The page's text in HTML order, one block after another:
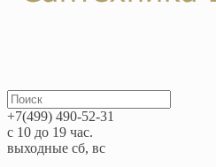
+7(499) 490-52-31
с 10 до 19 час.
выходные сб, вс